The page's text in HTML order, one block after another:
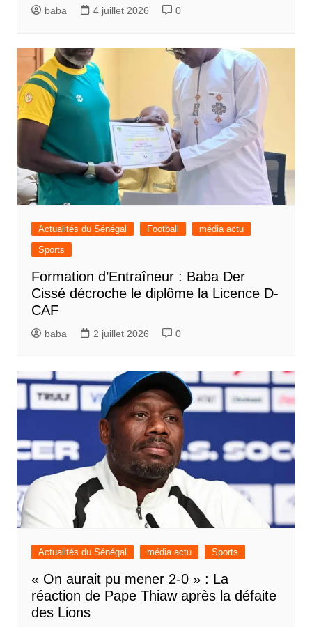
baba 4 juillet 2026 0
Actualités du Sénégal Football
média actu
Sports
Formation d’Entraîneur : Baba Der
Cissé décroche le diplôme la Licence D-
CAF
baba 2 juillet 2026 0
Actualités du Sénégal média actu Sports
« On aurait pu mener 2-0 » : La
réaction de Pape Thiaw après la défaite
des Lions